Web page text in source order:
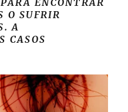
O SUFRIR
A
CASOS